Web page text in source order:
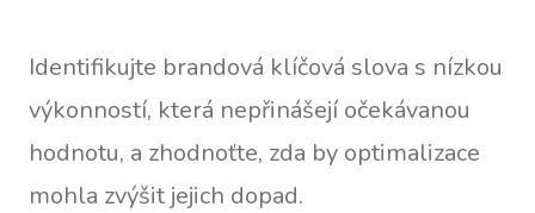
Identifikujte brandová klíčová slova s nízkou
výkonností, která nepřinášejí očekávanou
hodnotu, a zhodnoťte, zda by optimalizace
mohla zvýšit jejich dopad.